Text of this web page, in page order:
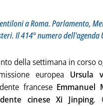
a Roma. Parlamento,
Il 414° numero dell'agenda
della settimana in corso
europea Ursula
francese Emmanuel
cinese Xi Jinping.